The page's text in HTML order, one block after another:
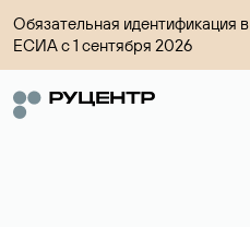
Обязательная идентификация в
ЕСИА с 1 сентября 2026